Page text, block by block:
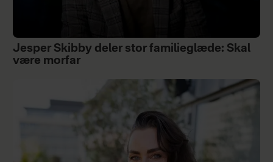
Jesper Skibby deler stor familieglæde: Skal
være morfar